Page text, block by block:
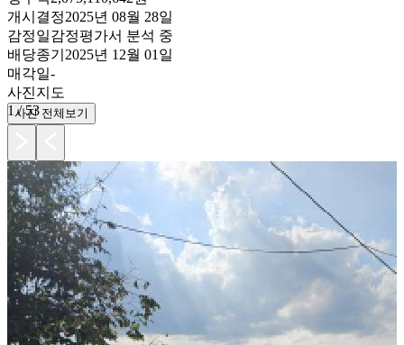
개시결정2025년 08월 28일
감정일감정평가서 분석 중
배당종기 2025년 12월 01일
매각일-
사진지도
1 /53
사진 전체보기